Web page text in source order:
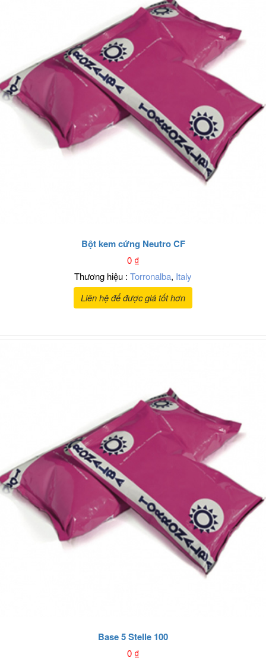
Bột kem cứng Neutro CF
0₫
Thương hiệu : Torronalba, Italy
Liên hệ để được giá tốt hơn
Base 5 Stelle 100
0₫